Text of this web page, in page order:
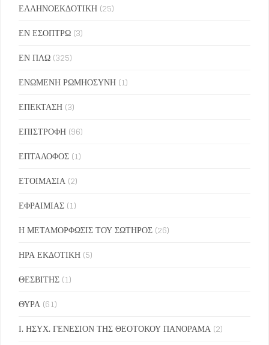
ΕΛΛΗΝΟΕΚΔΟΤΙΚΗ (25)
ΕΝ ΕΣΟΠΤΡΩ (3)
ΕΝ ΠΛΩ (325)
ΕΝΩΜΕΝΗ ΡΩΜΗΟΣΥΝΗ (1)
ΕΠΕΚΤΑΣΗ (3)
ΕΠΙΣΤΡΟΦΗ (96)
ΕΠΤΑΛΟΦΟΣ (1)
ΕΤΟΙΜΑΣΙΑ (2)
ΕΦΡΑΙΜΙΑΣ (1)
Η ΜΕΤΑΜΟΡΦΩΣΙΣ ΤΟΥ ΣΩΤΗΡΟΣ (26)
ΗΡΑ ΕΚΔΟΤΙΚΗ (5)
ΘΕΣΒΙΤΗΣ (1)
ΘΥΡΑ (61)
Ι. ΗΣΥΧ. ΓΕΝΕΣΙΟΝ ΤΗΣ ΘΕΟΤΟΚΟΥ ΠΑΝΟΡΑΜΑ (2)